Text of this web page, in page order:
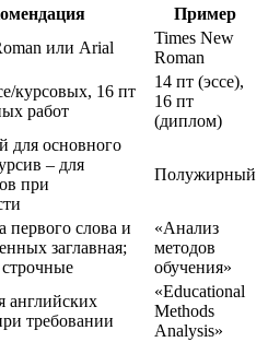
Пример
или Arial
Times New
Roman
курсовых, 16 пт
работ
14 пт (эссе),
16 пт
(диплом)
основного
– для
при
Полужирный
первого слова и
заглавная;
«Анализ
методов
обучения»
английских
требовании
«Educational
Methods
Analysis»